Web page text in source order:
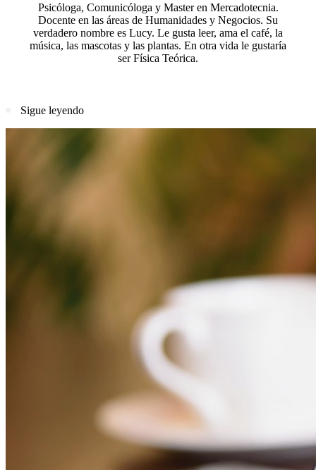
Psicóloga, Comunicóloga y Master en Mercadotecnia.
Docente en las áreas de Humanidades y Negocios. Su
verdadero nombre es Lucy. Le gusta leer, ama el café, la
música, las mascotas y las plantas. En otra vida le gustaría
ser Física Teórica.
Sigue leyendo